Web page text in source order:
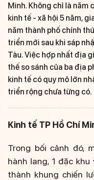
Minh. Không chỉ là năm
kinh tế - xã hội 5 năm,
năm thành phố chính
triển mới sau khi sáp
Tàu. Việc hợp nhất địa
thế so sánh của ba địa
kinh tế có quy mô lớn
triển rộng chưa từng có.
Kinh tế TP Hồ Chí
Trong bối cảnh đó,
hành lang, 1 đặc
thành khung chiến